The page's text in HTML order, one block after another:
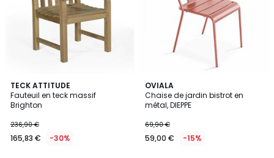
TECK ATTITUDE
Fauteuil en teck massif
Brighton
236,90 €
165,83 € -30%
5
/
5
OVIALA
Chaise de jardin bistrot en
métal, DIEPPE
69,90 €
59,00 € -15%
4,8
/ 5
6
Couleurs